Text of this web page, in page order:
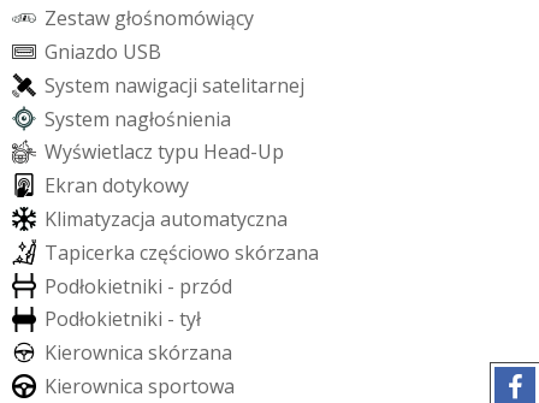
Zestaw głośnomówiący
Gniazdo USB
System nawigacji satelitarnej
System nagłośnienia
Wyświetlacz typu Head-Up
Ekran dotykowy
Klimatyzacja automatyczna
Tapicerka częściowo skórzana
Podłokietniki - przód
Podłokietniki - tył
Kierownica skórzana
Kierownica sportowa